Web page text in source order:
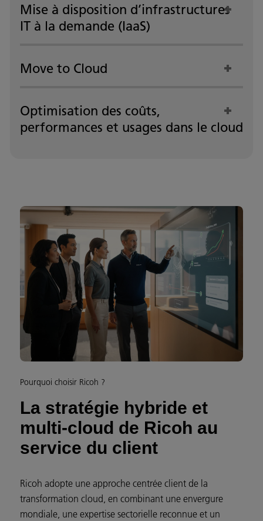
Mise à disposition d’infrastructures
IT à la demande (IaaS)
Move to Cloud
Optimisation des coûts,
performances et usages dans le cloud
Pourquoi choisir Ricoh ?
La stratégie hybride et
multi-cloud de Ricoh au
service du client
Ricoh adopte une approche centrée client de la
transformation cloud, en combinant une envergure
mondiale, une expertise sectorielle reconnue et un